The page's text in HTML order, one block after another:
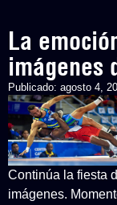
La
imágenes
Publicado: agosto 4,
Continúa la fiesta
imágenes.